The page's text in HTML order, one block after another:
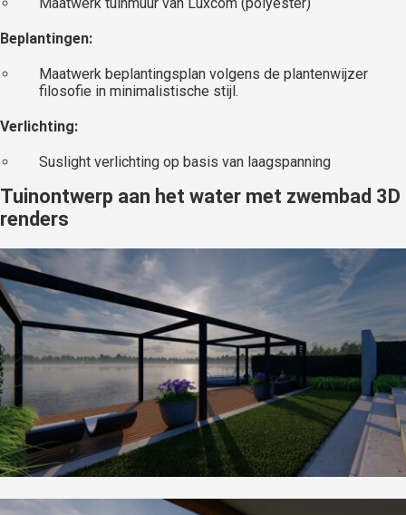
Beplantingen:
Maatwerk beplantingsplan volgens de plantenwijzer
filosofie in minimalistische stijl.
Verlichting:
Suslight verlichting op basis van laagspanning
Tuinontwerp aan het water met zwembad 3D
renders